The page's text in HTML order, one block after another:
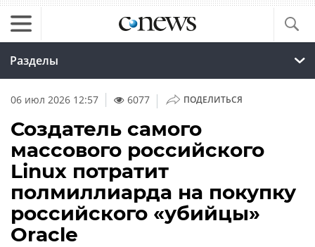
Разделы
06 июл 2026 12:57 6077 | ПОДЕЛИТЬСЯ
Создатель самого
массового российского
Linux потратит
полмиллиарда на покупку
российского «убийцы»
Oracle